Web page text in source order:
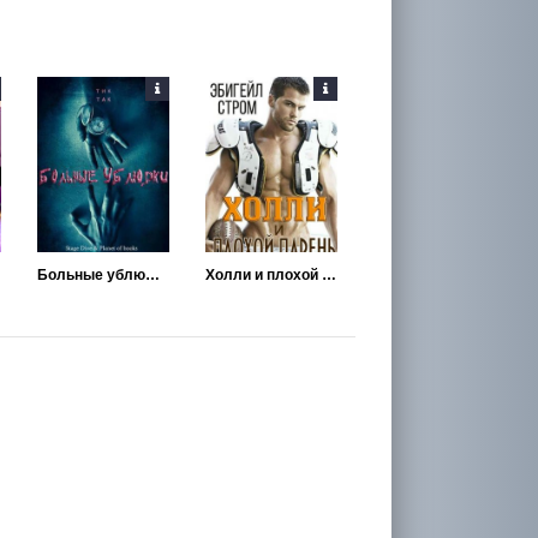
Больные ублюдки Холли и плохой парень